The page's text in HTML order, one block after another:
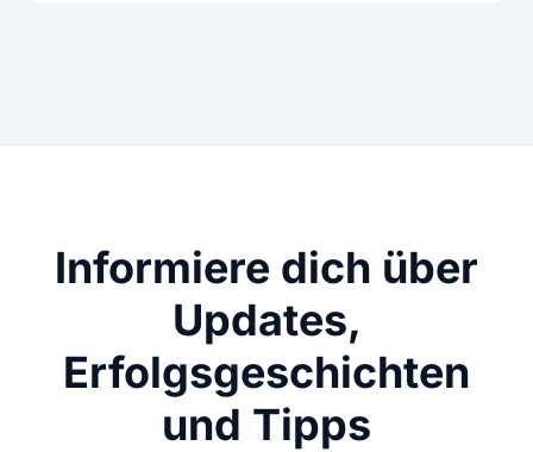
Informiere dich über
Updates,
Erfolgsgeschichten
und Tipps